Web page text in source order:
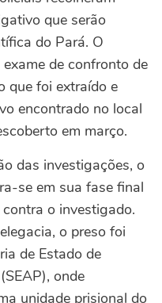
que serão
do Pará. O
de confronto de
que foi extraído e
encontrado no local
em março.
das investigações, o
se em sua fase final
o investigado.
o preso foi
de Estado de
onde
unidade prisional do